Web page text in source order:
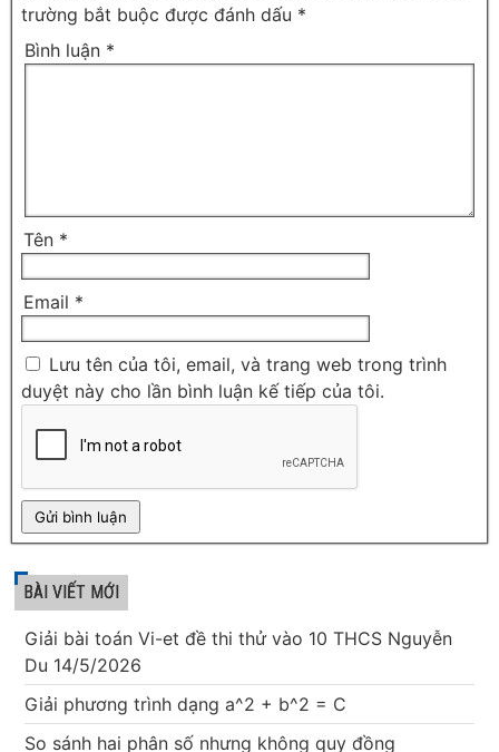
trường bắt buộc được đánh dấu *
Bình luận *
Tên *
Email *
Lưu tên của tôi, email, và trang web trong trình
duyệt này cho lần bình luận kế tiếp của tôi.
BÀI VIẾT MỚI
Giải bài toán Vi-et đề thi thử vào 10 THCS Nguyễn
Du 14/5/2026
Giải phương trình dạng a^2 + b^2 = C
So sánh hai phân số nhưng không quy đồng